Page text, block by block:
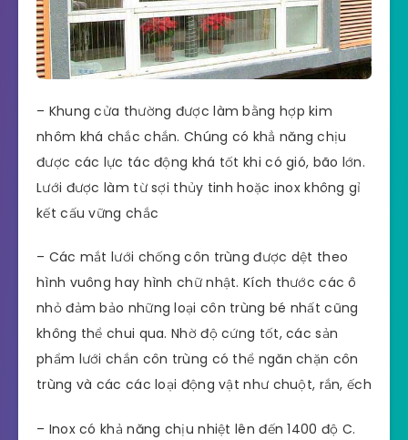
– Khung cửa thường được làm bằng hợp kim
nhôm khá chắc chắn. Chúng có khẳ năng chịu
được các lực tác động khá tốt khi có gió, bão lớn.
Lưới được làm từ sợi thủy tinh hoặc inox không gỉ
kết cấu vững chắc
– Các mắt lưới chống côn trùng được dệt theo
hình vuông hay hình chữ nhật. Kích thước các ô
nhỏ đảm bảo những loại côn trùng bé nhất cũng
không thể chui qua. Nhờ độ cứng tốt, các sản
phẩm lưới chắn côn trùng có thể ngăn chặn côn
trùng và các các loại động vật như chuột, rắn, ếch
– Inox có khả năng chịu nhiệt lên đến 1400 độ C.